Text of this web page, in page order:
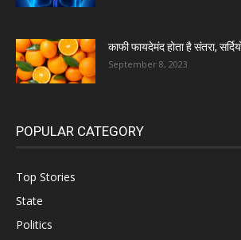
काफी फायदेमंद होता है संतरा,
September 8, 2023
POPULAR CATEGORY
Top Stories
State
Politics